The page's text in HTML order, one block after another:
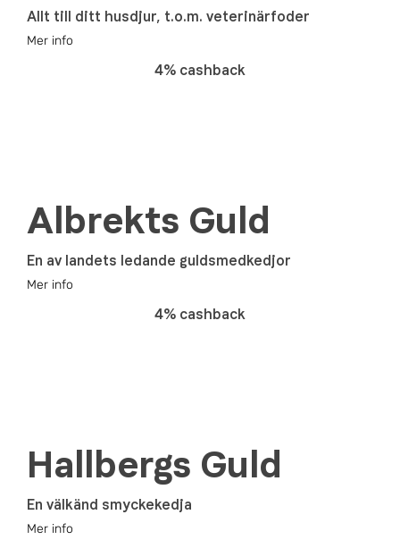
Allt till ditt husdjur, t.o.m. veterinärfoder
Mer info
4% cashback
Albrekts Guld
En av landets ledande guldsmedkedjor
Mer info
4% cashback
Hallbergs Guld
En välkänd smyckekedja
Mer info